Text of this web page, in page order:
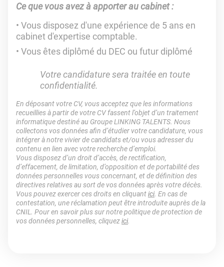
Ce que vous avez à apporter au cabinet :
Vous disposez d'une expérience de 5 ans en
cabinet d'expertise comptable.
Vous êtes diplômé du DEC ou futur diplômé
Votre candidature sera traitée en toute
confidentialité.
En déposant votre CV, vous acceptez que les informations
recueillies à partir de votre CV fassent l’objet d’un traitement
informatique destiné au Groupe LINKING TALENTS. Nous
collectons vos données afin d’étudier votre candidature, vous
intégrer à notre vivier de candidats et/ou vous adresser du
contenu en lien avec votre recherche d’emploi.
Vous disposez d’un droit d’accès, de rectification,
d’effacement, de limitation, d’opposition et de portabilité des
données personnelles vous concernant, et de définition des
directives relatives au sort de vos données après votre décès.
Vous pouvez exercer ces droits en cliquantici. En cas de
contestation, une réclamation peut être introduite auprès de la
CNIL. Pour en savoir plus sur notre politique de protection de
vos données personnelles, cliquezici.